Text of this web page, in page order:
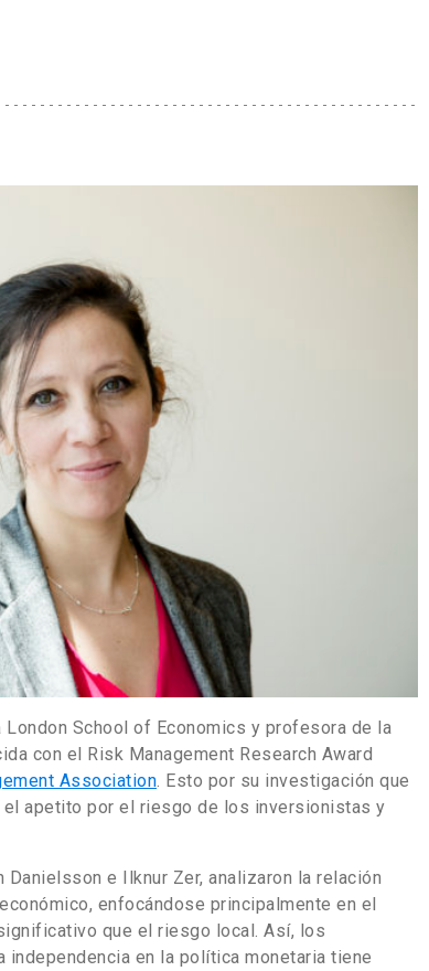
London School of Economics y profesora de la
con el Risk Management Research Award
Association . Esto por su investigación que
apetito por el riesgo de los inversionistas y
e Ilknur Zer, analizaron la relación
enfocándose principalmente en el
que el riesgo local. Así, los
en la política monetaria tiene